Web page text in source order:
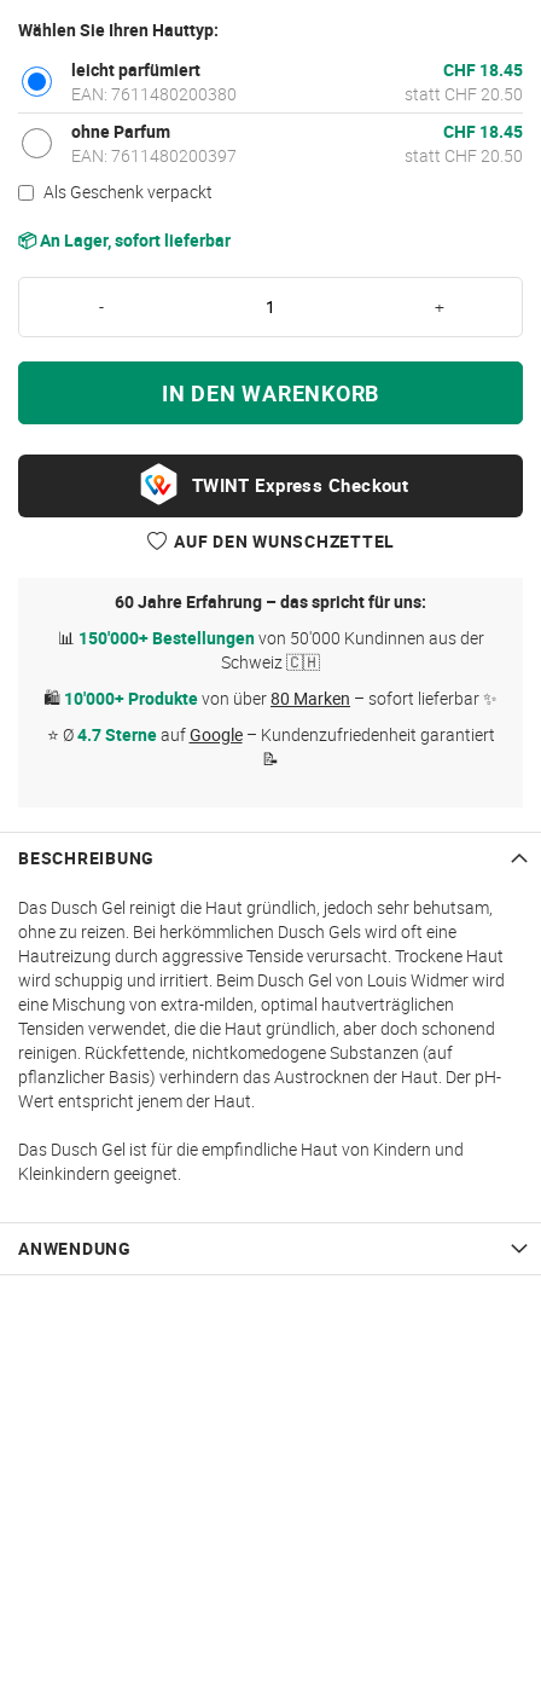
springen
Wählen Sie Ihren Hauttyp:
leicht parfümiert
EAN: 7611480200380
CHF 18.45
statt CHF 20.50
ohne Parfum
EAN: 7611480200397
CHF 18.45
statt CHF 20.50
Als Geschenk verpackt
📦 An Lager, sofort lieferbar
- +
IN DEN WARENKORB
Express Checkout
AUF DEN WUNSCHZETTEL
60 Jahre Erfahrung – das spricht für uns:
📊 150'000+ Bestellungenvon 50'000 Kundinnen aus der
Schweiz 🇨🇭
🛍 10'000+ Produktevon über80 Marken – sofort lieferbar ✨
⭐ Ø4.7 SterneaufGoogle– Kundenzufriedenheit garantiert
📝
BESCHREIBUNG
Das Dusch Gel reinigt die Haut gründlich, jedoch sehr behutsam,
ohne zu reizen. Bei herkömmlichen Dusch Gels wird oft eine
Hautreizung durch aggressive Tenside verursacht. Trockene Haut
wird schuppig und irritiert. Beim Dusch Gel von Louis Widmer wird
eine Mischung von extra-milden, optimal hautverträglichen
Tensiden verwendet, die die Haut gründlich, aber doch schonend
reinigen. Rückfettende, nichtkomedogene Substanzen (auf
pflanzlicher Basis) verhindern das Austrocknen der Haut. Der pH-
Wert entspricht jenem der Haut.
Das Dusch Gel ist für die empfindliche Haut von Kindern und
Kleinkindern geeignet.
ANWENDUNG